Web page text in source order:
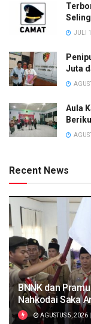
JULI
Juta
Aula
Recent News
BNNK dan
Nahkodai Saka
AGUSTUS 5, 2026